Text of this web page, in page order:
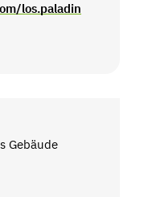
los.paladin
Gebäude